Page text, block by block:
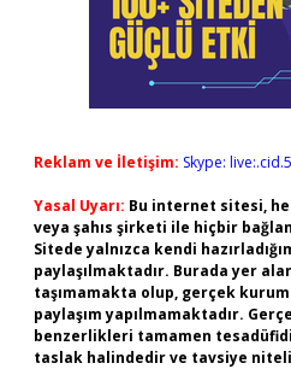
Reklam ve İletişim: Skype:
Yasal Uyarı: Bu internet sitesi,
veya şahıs şirketi ile hiçbir
Sitede yalnızca kendi
paylaşılmaktadır. Burada yer
taşımamakta olup, gerçek
paylaşım yapılmamaktadır.
benzerlikleri tamamen
taslak halindedir ve tavsiye